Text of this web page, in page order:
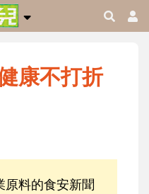
康不打折
原料的食安新聞